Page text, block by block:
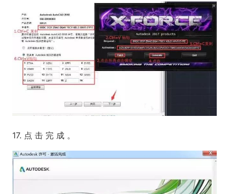
17. 点 击 完 成 。